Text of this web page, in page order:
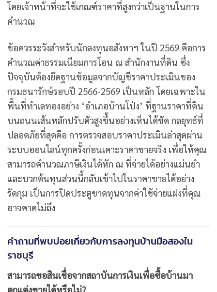
โดยเจ้าหน้าที่จะใช้เกณฑ์ราคาที่สูงกว่าเป็นฐานในการ
คำนวณ
ข้อควรระวังสำหรับนักลงทุนอสังหาฯ ในปี 2569 คือการ
คำนวณค่าธรรมเนียมการโอน ณ สำนักงานที่ดิน ซึ่ง
ปัจจุบันต้องยึดฐานข้อมูลจากบัญชีราคาประเมินของ
กรมธนารักษ์รอบปี 2566-2569 เป็นหลัก โดยเฉพาะใน
พื้นที่ทำเลทองอย่าง ‘อำเภอบ้านโป่ง’ ที่ฐานราคาที่ดิน
บนถนนเส้นหลักปรับตัวสูงขึ้นอย่างเห็นได้ชัด กลยุทธ์ที่
ปลอดภัยที่สุดคือ การตรวจสอบราคาประเมินล่าสุดผ่าน
ระบบออนไลน์ทุกครั้งก่อนเคาะราคาขายจริง เพื่อให้คุณ
สามารถคำนวณภาษีเงินได้หัก ณ ที่จ่ายได้อย่างแม่นยำ
และบวกต้นทุนส่วนนี้กลับเข้าไปในราคาขายได้อย่าง
รัดกุม เป็นการปิดประตูขาดทุนจากค่าใช้จ่ายแฝงที่คุณ
อาจคาดไม่ถึง
คำถามที่พบบ่อยเกี่ยวกับการลงทุนบ้านมือสองใน
ราชบุรี
สามารถขอสินเชื่อจากสถาบันการเงินเพื่อซื้อบ้านมา
ตกแต่งขายได้หรือไม่?